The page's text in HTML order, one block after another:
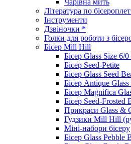
Література по
Інструменти
Дзвіночки *
Голки для роботи з
Бісер Mill Hill
Бісер Glass Size 6/0
Бісер Seed-Petite
Бісер Glass Seed
Бісер Antique Glass
Бісер Magnifica
Бісер Seed-Frosted
Прикраси Glass &
Гудзики Mill Hill
Міні-набори бісеру
Бісер Glass Pebble